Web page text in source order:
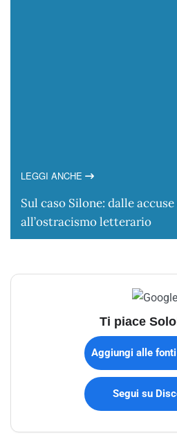
LEGGI ANCHE
Sul caso Silone: dalle
all’ostracismo letterario
Ti piace
Aggiungi alle
Segui su